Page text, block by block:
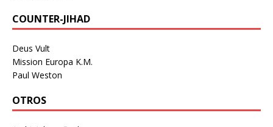
COUNTER-JIHAD
Deus Vult
Mission Europa K.M.
Paul Weston
OTROS